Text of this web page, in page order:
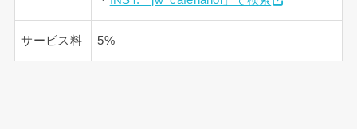
サービス料 5%